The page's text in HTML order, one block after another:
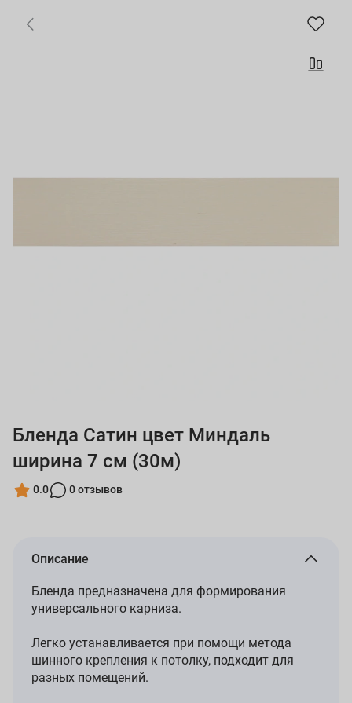
Бленда Сатин цвет Миндаль
ширина 7 см (30м)
0.0 0 отзывов
Описание
Бленда предназначена для формирования
универсального карниза.
Легко устанавливается при помощи метода
шинного крепления к потолку, подходит для
разных помещений.